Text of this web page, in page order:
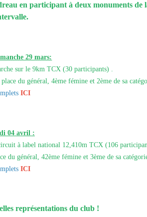
en participant à deux monuments de
29 mars:
sur le 9km TCX (30 participants) .
du général, 4ème fémine et 2ème de sa
ICI
04 avril :
à label national 12,410m TCX (106
du général, 42ème fémine et 3ème de sa
ICI
représentations du club !